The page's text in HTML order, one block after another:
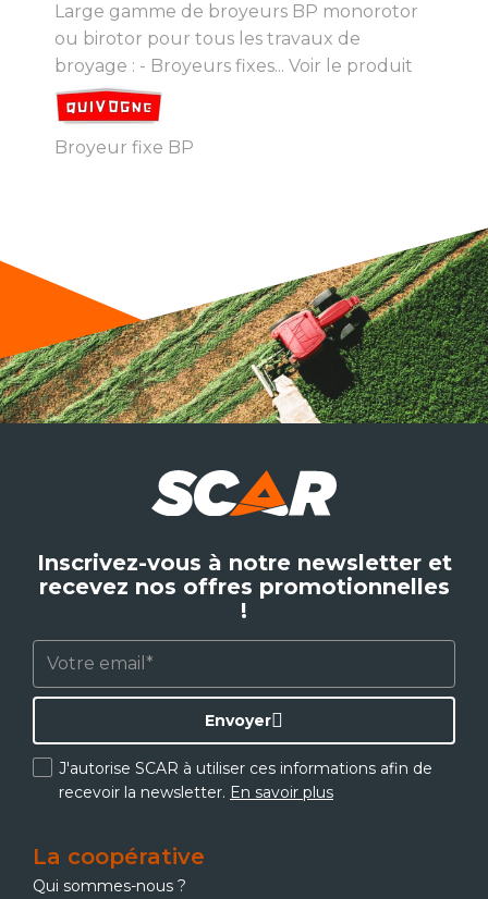
Large gamme de broyeurs BP monorotor
ou birotor pour tous les travaux de
broyage : - Broyeurs fixes... Voir le produit
Broyeur fixe BP
Inscrivez-vous à notre newsletter et
recevez nos offres promotionnelles
!
J'autorise SCAR à utiliser ces informations afin de
recevoir la newsletter. En savoir plus
Envoyer
La coopérative
Qui sommes-nous ?